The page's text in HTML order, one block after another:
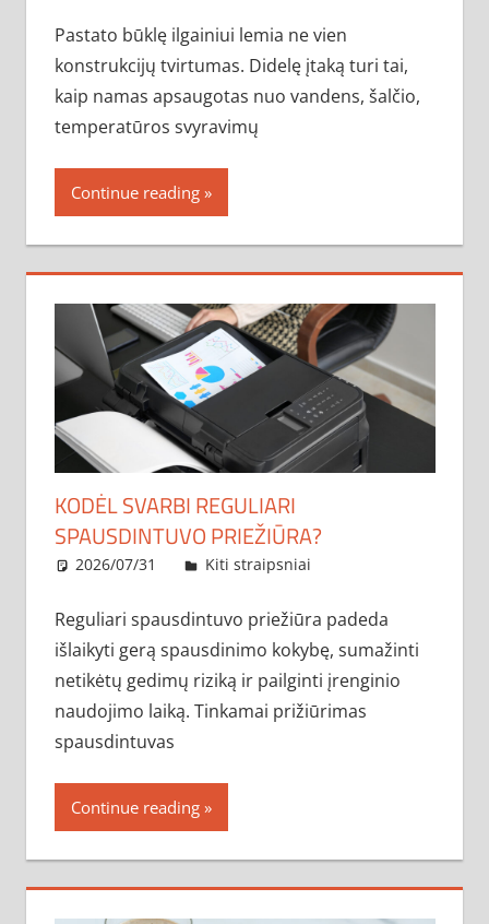
Pastato būklę ilgainiui lemia ne vien
konstrukcijų tvirtumas. Didelę įtaką turi tai,
kaip namas apsaugotas nuo vandens, šalčio,
temperatūros svyravimų
Continue reading
KODĖL SVARBI REGULIARI
SPAUSDINTUVO PRIEŽIŪRA?
2026/07/31 administratorius
Kiti straipsniai
Reguliari spausdintuvo priežiūra padeda
išlaikyti gerą spausdinimo kokybę, sumažinti
netikėtų gedimų riziką ir pailginti įrenginio
naudojimo laiką. Tinkamai prižiūrimas
spausdintuvas
Continue reading